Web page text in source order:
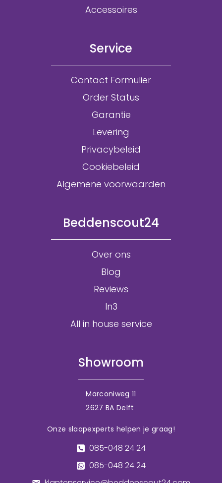
Accessoires
Service
Contact Formulier
Order Status
Garantie
Levering
Privacybeleid
Cookiebeleid
Algemene voorwaarden
Beddenscout24
Over ons
Blog
Reviews
In3
All in house service
Showroom
Marconiweg 11
2627 BA Delft
Onze slaapexperts helpen je graag!
085-048 24 24
085-048 24 24